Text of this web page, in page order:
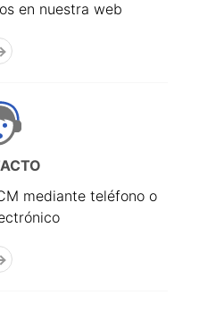
en nuestra web
mediante teléfono o